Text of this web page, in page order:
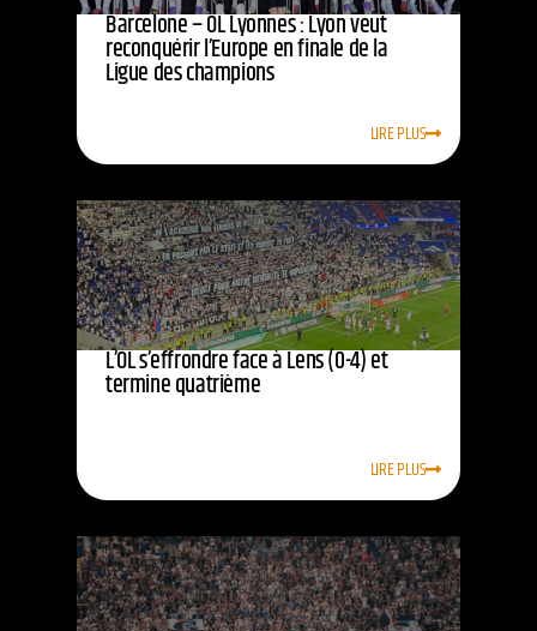
Barcelone – OL Lyonnes : Lyon veut
reconquérir l’Europe en finale de la
Ligue des champions
LIRE PLUS
L’OL s’effrondre face à Lens (0-4) et
termine quatrième
LIRE PLUS